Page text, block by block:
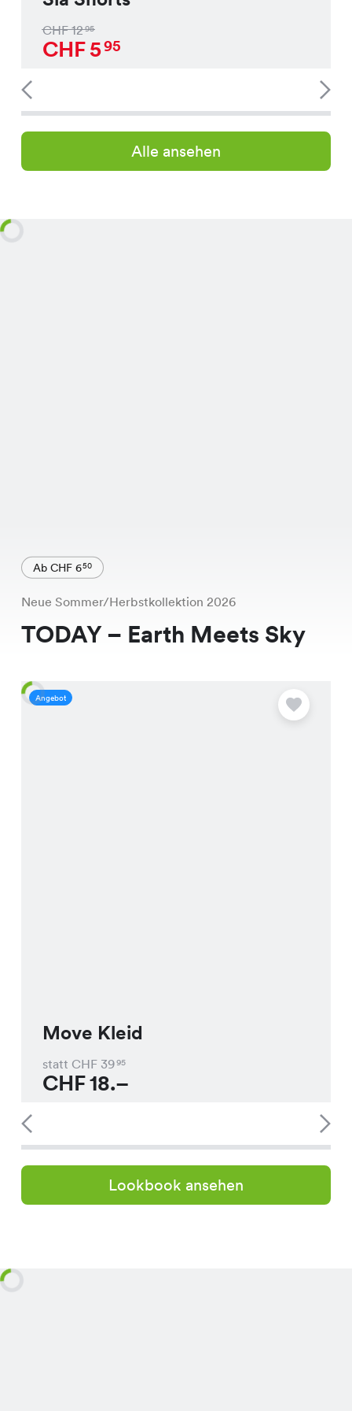
CHF1295
CHF595
Alle ansehen
Ab CHF 650
Neue Sommer/Herbstkollektion 2026
TODAY – Earth Meets Sky
Angebot
Move Kleid
statt CHF 3995
CHF18.–
Lookbook ansehen